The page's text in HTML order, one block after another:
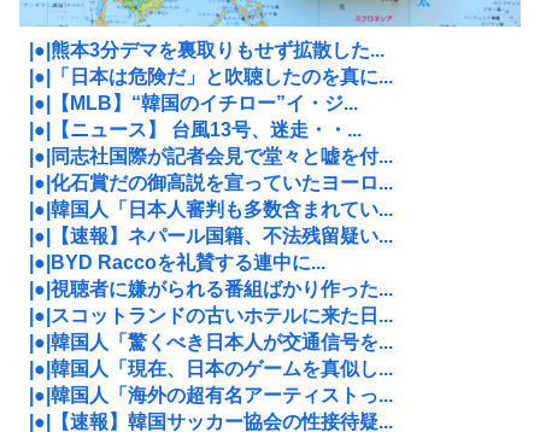
|●|熊本3分デマを裏取りもせず拡散した...
|●|「日本は危険だ」と吹聴したのを真に...
|●|【MLB】“韓国のイチロー”イ・ジ...
|●|【ニュース】 台風13号、迷走・・...
|●|同志社国際が記者会見で堂々と嘘を付...
|●|化石賞だの御高説を宣っていたヨーロ...
|●|韓国人「日本人審判も多数含まれてい...
|●|【速報】ネパール国籍、不法残留疑い...
|●|BYD Raccoを礼賛する連中に...
|●|視聴者に嫌がられる番組ばかり作った...
|●|スコットランドの古いホテルに来た日...
|●|韓国人「驚くべき日本人が交通信号を...
|●|韓国人「現在、日本のゲームを真似し...
|●|韓国人「海外の超有名アーティストっ...
|●|【速報】韓国サッカー協会の性接待疑...